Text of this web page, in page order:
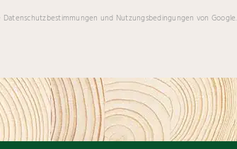
Datenschutzbestimmungen und Nutzungsbedingungen von Google.